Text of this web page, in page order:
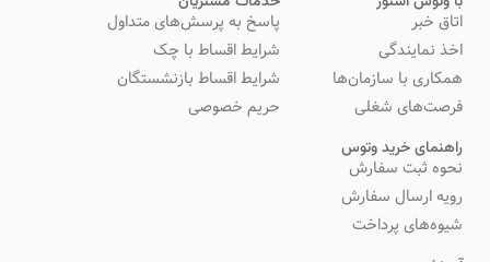
اتاق خبر
اخذ نمایندگی
همکاری با سازمان‌ها
فرصت‌های شغلی
پاسخ به پرسش‌های متداول
شرایط اقساط با چک
شرایط اقساط بازنشستگان
حریم خصوصی
راهنمای خرید وتوس
نحوه ثبت سفارش
رویه ارسال سفارش
شیوه‌های پرداخت